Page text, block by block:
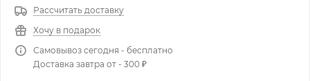
Рассчитать доставку
Хочу в подарок
Самовывоз сегодня - бесплатно
Доставка завтра от - 300 ₽